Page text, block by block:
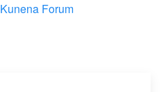
Kunena Forum